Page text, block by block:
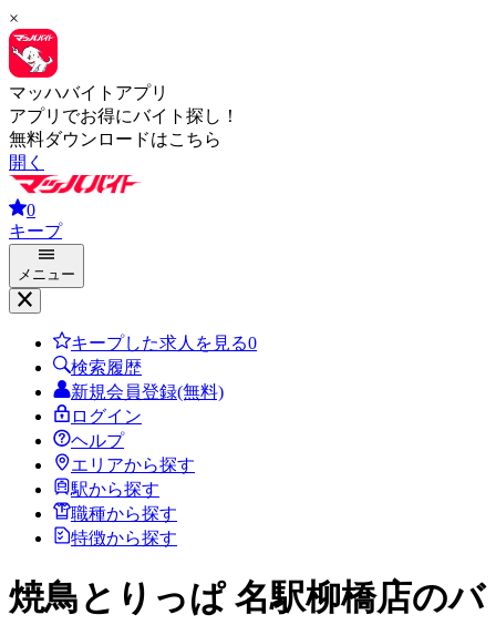
×
マッハバイトアプリ
アプリでお得にバイト探し！
無料ダウンロードはこちら
開く
0
キープ
メニュー
キープした求人を見る0
検索履歴
新規会員登録(無料)
ログイン
ヘルプ
エリアから探す
駅から探す
職種から探す
特徴から探す
焼鳥とりっぱ 名駅柳橋店のバ